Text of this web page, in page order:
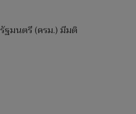
ฐมนตรี (ครม.) มีมติ